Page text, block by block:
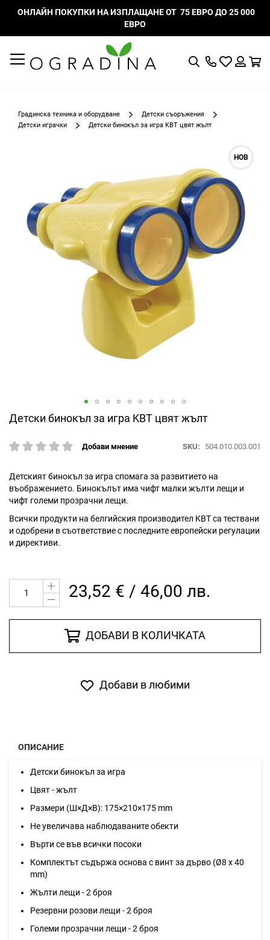
ОНЛАЙН ПОКУПКИ НА ИЗПЛАЩАНЕ ОТ 75 ЕВРО ДО 25 000
ЕВРО
ТърсенеМоят
Градинска техника и оборудване
Детски съоръжения
Детски играчки
Детски бинокъл за игра KBT цвят жълт
Детски бинокъл за игра KBT цвят жълт
рейтинг:
Добави мнение SKU 504.010.003.001
Детският бинокъл за игра спомага за развитието на
въображението. Бинокълът има чифт малки жълти лещи и
чифт големи прозрачни лещи.
Всички продукти на белгийския производител KBT са тествани
и одобрени в съответствие с последните европейски регулации
и директиви.
23,52 € / 46,00 лв.
ДОБАВИ В КОЛИЧКАТА
Добави в любими
НОВ
изображенията
Преминете
началото
на
със
снимки
ОПИСАНИЕ
Детски бинокъл за игра
Цвят - жълт
Размери (Ш×Д×В): 175×210×175 mm
Не увеличава наблюдаваните обекти
Върти се във всички посоки
Комплектът съдържа основа с винт за дърво (Ø8 х 40
mm)
Жълти лещи - 2 броя
Резервни розови лещи - 2 броя
Големи прозрачни лещи - 2 броя